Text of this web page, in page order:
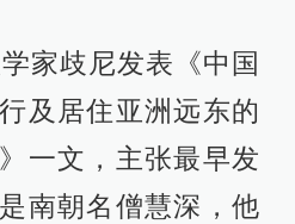
家歧尼发表《中国
及居住亚洲远东的
一文，主张最早发
南朝名僧慧深，他